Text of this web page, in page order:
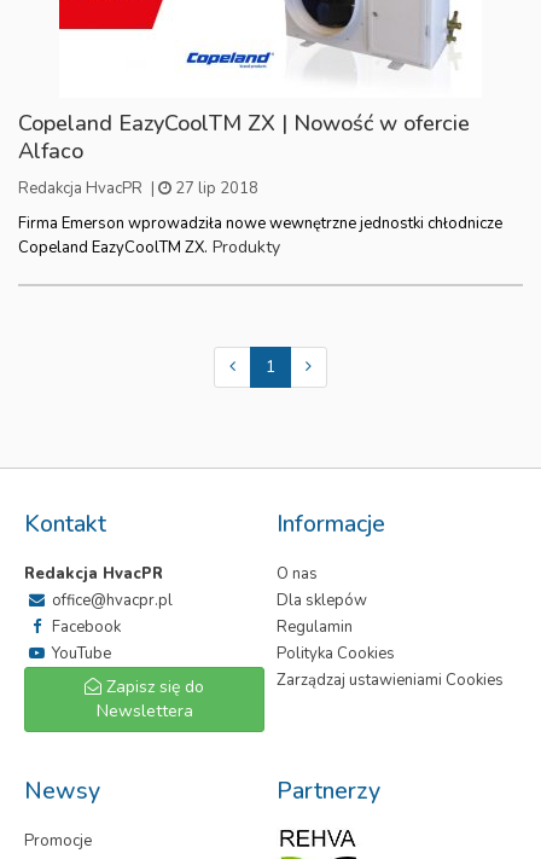
Copeland EazyCoolTM ZX | Nowość w ofercie
Alfaco
Redakcja HvacPR |
27 lip 2018
Firma Emerson wprowadziła nowe wewnętrzne jednostki chłodnicze
Copeland EazyCoolTM ZX. Produkty
1
Kontakt
Redakcja HvacPR
office@hvacpr.pl
Facebook
YouTube
Zapisz się do
Newslettera
Informacje
O nas
Dla sklepów
Regulamin
Polityka Cookies
Zarządzaj ustawieniami Cookies
Newsy
Promocje
Partnerzy